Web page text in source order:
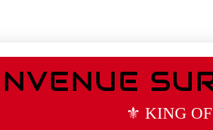
⚜️ KING